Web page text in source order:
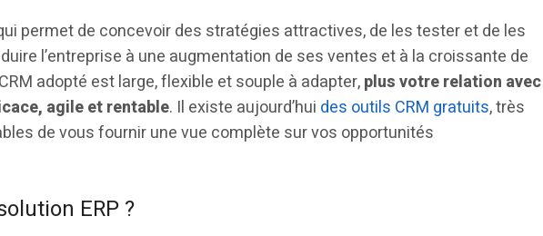
permet de concevoir des stratégies attractives, de les tester et de les
l’entreprise à une augmentation de ses ventes et à la croissante de
adopté est large, flexible et souple à adapter,plus votre relation avec
agile et rentable. Il existe aujourd’hui des outils CRM gratuits, très
de vous fournir une vue complète sur vos opportunités
ERP ?